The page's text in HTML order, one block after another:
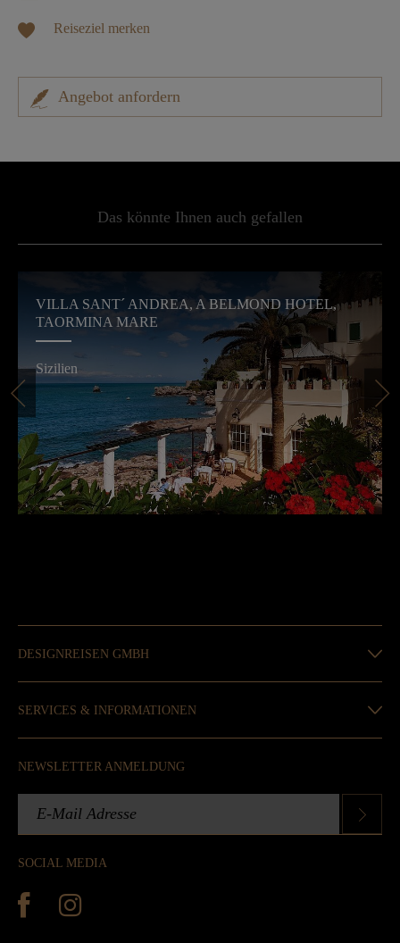
Reiseziel merken
Angebot anfordern
Das könnte Ihnen auch gefallen
VILLA SANT´ ANDREA, A BELMOND HOTEL,
TAORMINA MARE
Sizilien
DESIGNREISEN GMBH
SERVICES & INFORMATIONEN
SOCIAL MEDIA
NEWSLETTER ANMELDUNG